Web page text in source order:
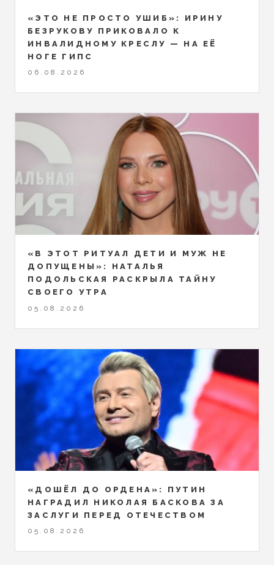
«ЭТО НЕ ПРОСТО УШИБ»: ИРИНУ
БЕЗРУКОВУ ПРИКОВАЛО К
ИНВАЛИДНОМУ КРЕСЛУ — НА ЕЁ
НОГЕ ГИПС
06.08.2026
«В ЭТОТ РИТУАЛ ДЕТИ И МУЖ НЕ
ДОПУЩЕНЫ»: НАТАЛЬЯ
ПОДОЛЬСКАЯ РАСКРЫЛА ТАЙНУ
СВОЕГО УТРА
05.08.2026
«ДОШЁЛ ДО ОРДЕНА»: ПУТИН
НАГРАДИЛ НИКОЛАЯ БАСКОВА ЗА
ЗАСЛУГИ ПЕРЕД ОТЕЧЕСТВОМ
05.08.2026